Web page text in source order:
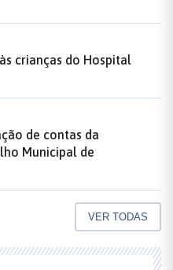
crianças do Hospital
de contas da
Municipal de
VER TODAS